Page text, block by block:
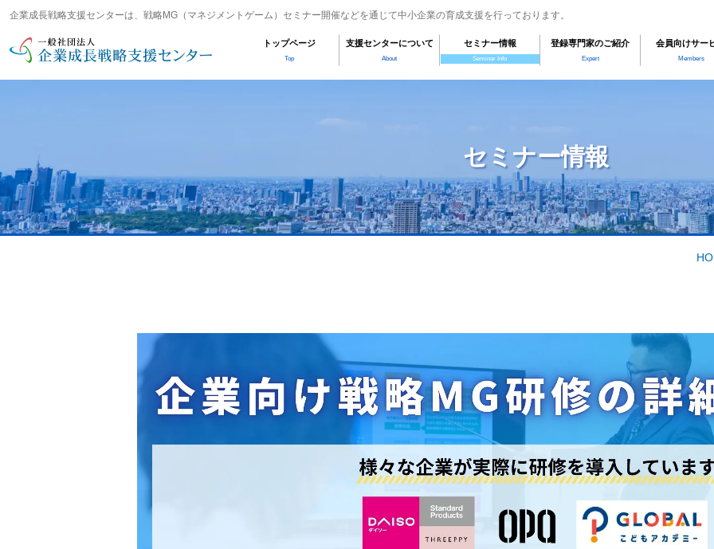
企業成長戦略支援センターは、戦略MG（マネジメントゲーム）セミナー開催などを通じて中小企業の育成支援を行っております。
トップページ
Top
支援センターについて
About
セミナー情報
Seminar Info
登録専門家のご紹介
Expert
会員向けサー
Members
セミナー情報